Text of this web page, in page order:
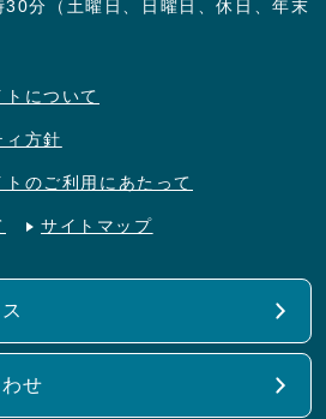
分（土曜日、日曜日、休日、年末
について
ィ方針
のご利用にあたって
サイトマップ
せ